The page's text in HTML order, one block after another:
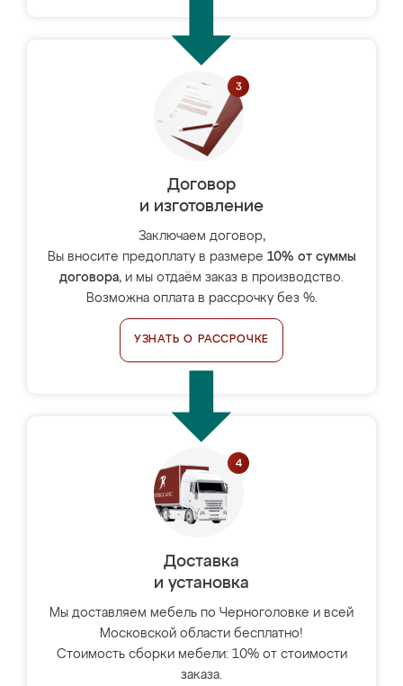
Договор
и изготовление
Заключаем договор,
Вы вносите предоплату в размере 10% от суммы
договора, и мы отдаём заказ в производство.
Возможна оплата в рассрочку без %.
УЗНАТЬ О РАССРОЧКЕ
Доставка
и установка
Мы доставляем мебель по Черноголовке и всей
Московской области бесплатно!
Стоимость сборки мебели: 10% от стоимости
заказа.